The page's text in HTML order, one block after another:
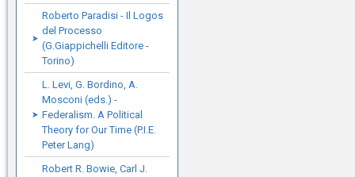
Roberto Paradisi - Il Logos
del Processo
(G.Giappichelli Editore -
Torino)
L. Levi, G. Bordino, A.
Mosconi (eds.) -
Federalism. A Political
Theory for Our Time (P.I.E.
Peter Lang)
Robert R. Bowie, Carl J.